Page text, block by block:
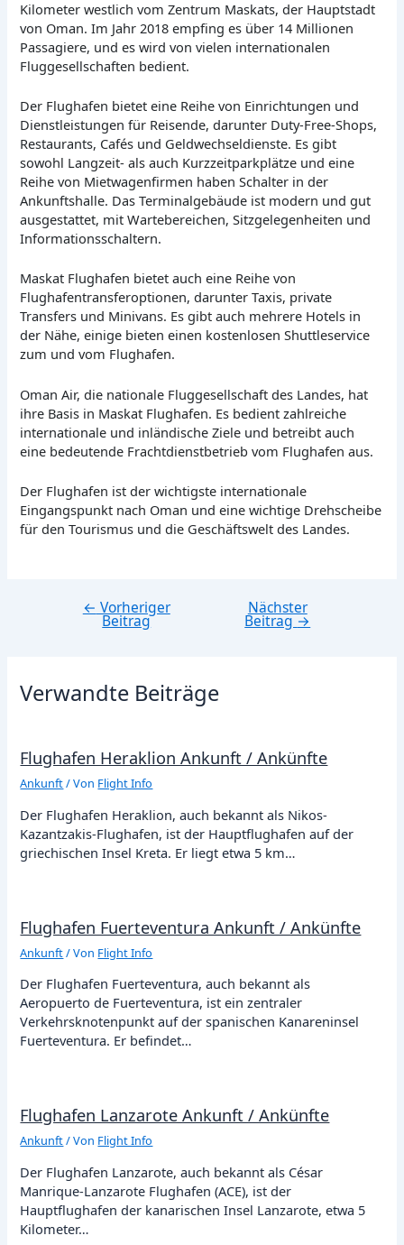
Kilometer westlich vom Zentrum Maskats, der Hauptstadt
von Oman. Im Jahr 2018 empfing es über 14 Millionen
Passagiere, und es wird von vielen internationalen
Fluggesellschaften bedient.
Der Flughafen bietet eine Reihe von Einrichtungen und
Dienstleistungen für Reisende, darunter Duty-Free-Shops,
Restaurants, Cafés und Geldwechseldienste. Es gibt
sowohl Langzeit- als auch Kurzzeitparkplätze und eine
Reihe von Mietwagenfirmen haben Schalter in der
Ankunftshalle. Das Terminalgebäude ist modern und gut
ausgestattet, mit Wartebereichen, Sitzgelegenheiten und
Informationsschaltern.
Maskat Flughafen bietet auch eine Reihe von
Flughafentransferoptionen, darunter Taxis, private
Transfers und Minivans. Es gibt auch mehrere Hotels in
der Nähe, einige bieten einen kostenlosen Shuttleservice
zum und vom Flughafen.
Oman Air, die nationale Fluggesellschaft des Landes, hat
ihre Basis in Maskat Flughafen. Es bedient zahlreiche
internationale und inländische Ziele und betreibt auch
eine bedeutende Frachtdienstbetrieb vom Flughafen aus.
Der Flughafen ist der wichtigste internationale
Eingangspunkt nach Oman und eine wichtige Drehscheibe
für den Tourismus und die Geschäftswelt des Landes.
Beitragsnavigation
← Vorheriger
Beitrag
Nächster
Beitrag→
Verwandte Beiträge
Flughafen Heraklion Ankunft / Ankünfte
Ankunft/ Von Flight Info
Der Flughafen Heraklion, auch bekannt als Nikos-
Kazantzakis-Flughafen, ist der Hauptflughafen auf der
griechischen Insel Kreta. Er liegt etwa 5 km…
Flughafen Fuerteventura Ankunft / Ankünfte
Ankunft/ Von Flight Info
Der Flughafen Fuerteventura, auch bekannt als
Aeropuerto de Fuerteventura, ist ein zentraler
Verkehrsknotenpunkt auf der spanischen Kanareninsel
Fuerteventura. Er befindet…
Flughafen Lanzarote Ankunft / Ankünfte
Ankunft/ Von Flight Info
Der Flughafen Lanzarote, auch bekannt als César
Manrique-Lanzarote Flughafen (ACE), ist der
Hauptflughafen der kanarischen Insel Lanzarote, etwa 5
Kilometer…